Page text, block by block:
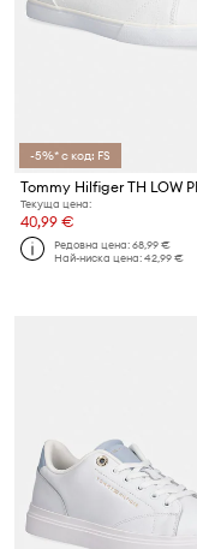
-5%* с код: FS
Текуща цена:
40,99 €
Редовна цена:68,99 €
Най-ниска цена:42,99 €